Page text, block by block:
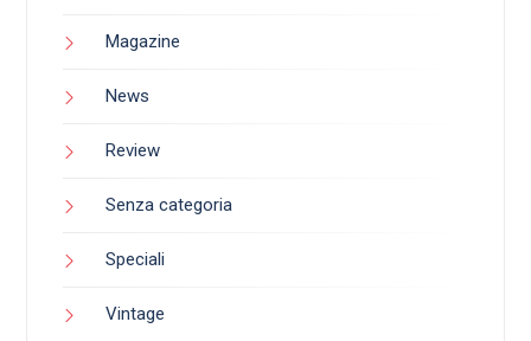
Magazine
News
Review
Senza categoria
Speciali
Vintage